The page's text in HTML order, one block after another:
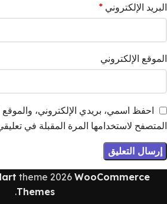
البريد الإلكتروني *
الموقع الإلكتروني
احفظ اسمي، بريدي الإلكتروني، والموقع
المتصفح لاستخدامها المرة المقبلة في
theme 2026 WooCommerce
Themes
.